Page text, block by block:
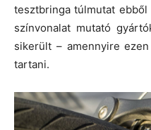
tesztbringa túlmutat ebből
színvonalat mutató
sikerült – amennyire
tartani.